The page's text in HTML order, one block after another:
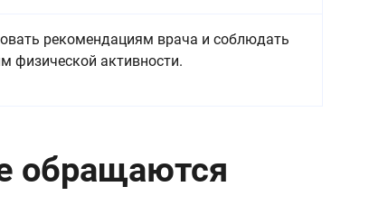
рекомендациям врача и соблюдать
физической активности.
обращаются